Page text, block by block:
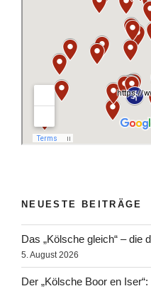
NEUESTE BEITRÄGE
Das „Kölsche gleich“ – die
5. August 2026
Der „Kölsche Boor en